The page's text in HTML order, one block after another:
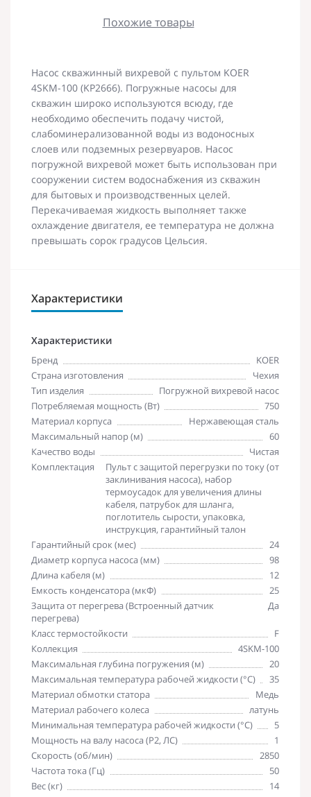
Похожие товары
Насос скважинный вихревой с пультом KOER
4SKM-100 (KP2666). Погружные насосы для
скважин широко используются всюду, где
необходимо обеспечить подачу чистой,
слабоминерализованной воды из водоносных
слоев или подземных резервуаров. Насос
погружной вихревой может быть использован при
сооружении систем водоснабжения из скважин
для бытовых и производственных целей.
Перекачиваемая жидкость выполняет также
охлаждение двигателя, ее температура не должна
превышать сорок градусов Цельсия.
Характеристики
Характеристики
Бренд
KOER
Страна изготовления
Чехия
Тип изделия
Погружной вихревой насос
Потребляемая мощность (Вт)
750
Материал корпуса
Нержавеющая сталь
Максимальный напор (м)
60
Качество воды
Чистая
Комплектация
Пульт с защитой перегрузки по току (от
заклинивания насоса), набор
термоусадок для увеличения длины
кабеля, патрубок для шланга,
поглотитель сырости, упаковка,
инструкция, гарантийный талон
Гарантийный срок (мес)
24
Диаметр корпуса насоса (мм)
98
Длина кабеля (м)
12
Емкость конденсатора (мкФ)
25
Защита от перегрева (Встроенный датчик
перегрева)
Да
Класс термостойкости
F
Коллекция
4SKM-100
Максимальная глубина погружения (м)
20
Максимальная температура рабочей жидкости (°С)
35
Материал обмотки статора
Медь
Материал рабочего колеса
латунь
Минимальная температура рабочей жидкости (°С)
5
Мощность на валу насоса (P2, ЛС)
1
Скорость (об/мин)
2850
Частота тока (Гц)
50
Вес (кг)
14